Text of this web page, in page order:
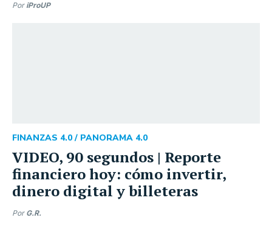
Por iProUP
VIDEO, 90 segundos | Reporte
financiero hoy: cómo invertir,
dinero digital y billeteras
FINANZAS 4.0 / PANORAMA 4.0
Por G.R.